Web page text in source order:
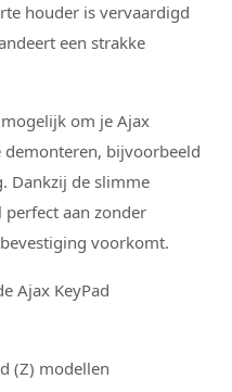
houder is vervaardigd
een strakke
om je Ajax
demonteren, bijvoorbeeld
Dankzij de slimme
aan zonder
voorkomt.
Ajax KeyPad
(Z) modellen